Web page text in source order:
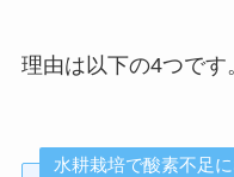
理由は以下の4つです
水耕栽培で酸素不足